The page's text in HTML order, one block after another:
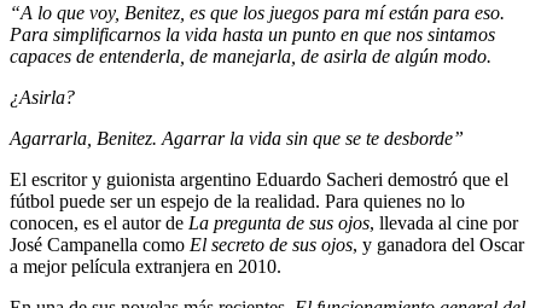
“A lo que voy, Benitez, es que los juegos para mí están para eso.
Para simplificarnos la vida hasta un punto en que nos sintamos
capaces de entenderla, de manejarla, de asirla de algún modo.
¿Asirla?
Agarrarla, Benitez. Agarrar la vida sin que se te desborde”
El escritor y guionista argentino Eduardo Sacheri demostró que el
fútbol puede ser un espejo de la realidad. Para quienes no lo
conocen, es el autor de La pregunta de sus ojos, llevada al cine por
José Campanella como El secreto de sus ojos, y ganadora del Oscar
a mejor película extranjera en 2010.